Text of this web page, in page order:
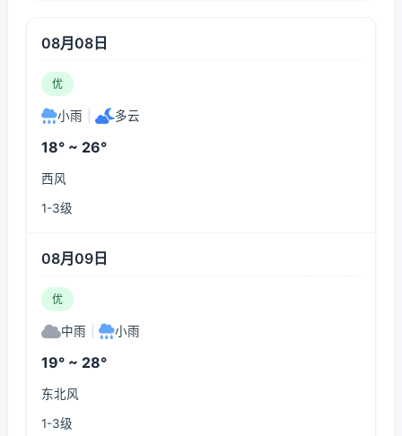
08月08日
优
小雨 多云
18° ~ 26°
西风
1-3级
08月09日
优
中雨 小雨
19° ~ 28°
东北风
1-3级